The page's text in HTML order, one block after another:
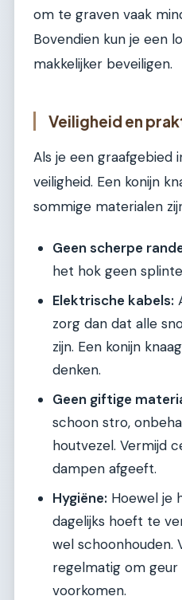
om te graven vaak
Bovendien kun je een
makkelijker beveiligen.
Veiligheid en
Als je een graafgebied
veiligheid. Een konijn
sommige materialen
Geen scherpe
het hok geen
Elektrische kabels:
zorg dan dat alle
zijn. Een konijn
denken.
Geen giftige
schoon stro,
houtvezel. Vermijd
dampen afgeeft.
Hygiëne: Hoewel je
dagelijks hoeft te
wel schoonhouden.
regelmatig om
voorkomen.